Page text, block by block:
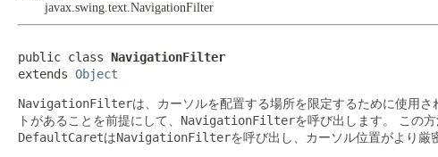
javax.swing.text.NavigationFilter
public class NavigationFilter
extends Object
NavigationFilterは、カーソルを配置する場所を限定するために使用さ
トがあることを前提にして、 NavigationFilterを呼び出します。 この方
DefaultCaretはNavigationFilterを呼び出し、カーソル位置がより厳